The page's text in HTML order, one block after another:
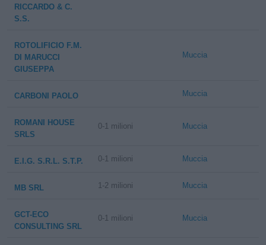
RICCARDO & C.
S.S.
ROTOLIFICIO F.M.
DI MARUCCI
GIUSEPPA
Muccia
CARBONI PAOLO Muccia
ROMANI HOUSE
SRLS
0-1 milioni Muccia
E.I.G. S.R.L. S.T.P. 0-1 milioni Muccia
MB SRL 1-2 milioni Muccia
GCT-ECO
CONSULTING SRL
0-1 milioni Muccia